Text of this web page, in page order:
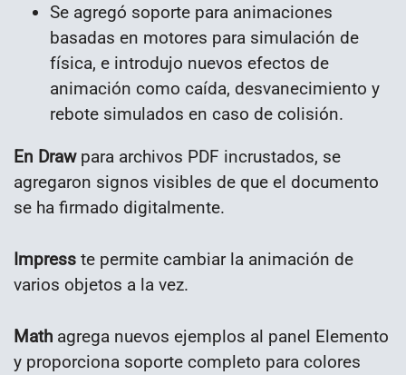
Se agregó soporte para animaciones
basadas en motores para simulación de
física, e introdujo nuevos efectos de
animación como caída, desvanecimiento y
rebote simulados en caso de colisión.
En Drawpara archivos PDF incrustados, se
agregaron signos visibles de que el documento
se ha firmado digitalmente.
Impress te permite cambiar la animación de
varios objetos a la vez.
Math agrega nuevos ejemplos al panel Elemento
y proporciona soporte completo para colores